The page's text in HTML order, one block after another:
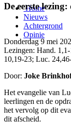
Home
Nieuws
Achtergrond
Opinie
De eerste
Donderdag 9 mei
Lezingen: Hand.
10,19-23; Luc.
Door: Joke
Het evangelie van
leerlingen en de
het vervolg op dit
dit afscheid.